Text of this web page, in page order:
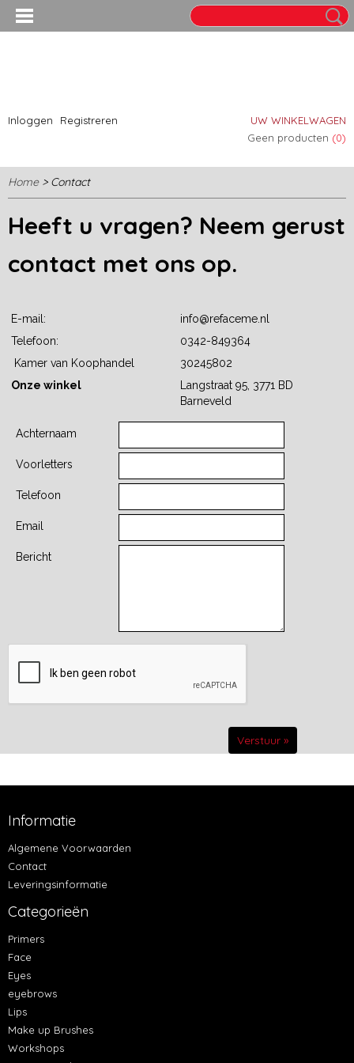
Inloggen Registreren
UW WINKELWAGEN
Geen producten (0)
Home> Contact
Heeft u vragen? Neem gerust
contact met ons op.
E-mail:
info@refaceme.nl
Telefoon:
0342-849364
Kamer van Koophandel
30245802
Onze winkel
Langstraat 95, 3771 BD
Barneveld
Achternaam
Voorletters
Telefoon
Email
Bericht
Verstuur »
Informatie
Algemene Voorwaarden
Contact
Leveringsinformatie
Categorieën
Primers
Face
Eyes
eyebrows
Lips
Make up Brushes
Workshops